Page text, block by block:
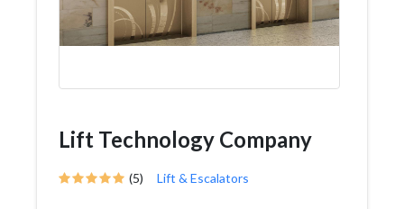
Lift Technology Company
(5) Lift & Escalators